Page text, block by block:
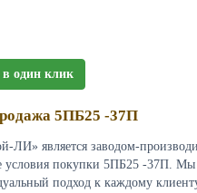
один клик
5ПБ25 -37П
ЛИ» является заводом-
условия покупки 5ПБ25 -37П. Мы
подход к каждому